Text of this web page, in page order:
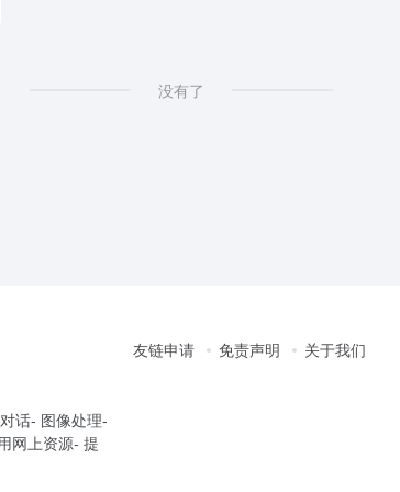
没有了
话- 图像处理-
网上资源- 提
友链申请 免责声明 关于我们